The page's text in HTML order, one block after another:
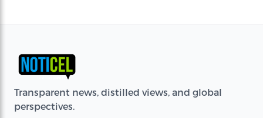
Transparent news, distilled views, and global
perspectives.